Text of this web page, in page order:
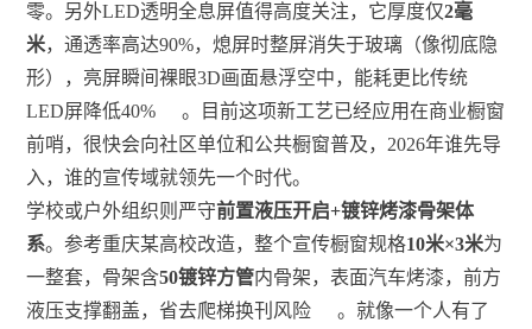
零。另外LED透明全息屏值得高度关注，它厚度仅2毫
米，通透率高达90%，熄屏时整屏消失于玻璃（像彻底隐
形），亮屏瞬间裸眼3D画面悬浮空中，能耗更比传统
LED屏降低40%
。目前这项新工艺已经应用在商业橱窗
前哨，很快会向社区单位和公共橱窗普及，2026年谁先导
入，谁的宣传域就领先一个时代。
学校或户外组织则严守前置液压开启+镀锌烤漆骨架体
系。参考重庆某高校改造，整个宣传橱窗规格10米×3米为
一整套，骨架含50镀锌方管内骨架，表面汽车烤漆，前方
液压支撑翻盖，省去爬梯换刊风险
。就像一个人有了